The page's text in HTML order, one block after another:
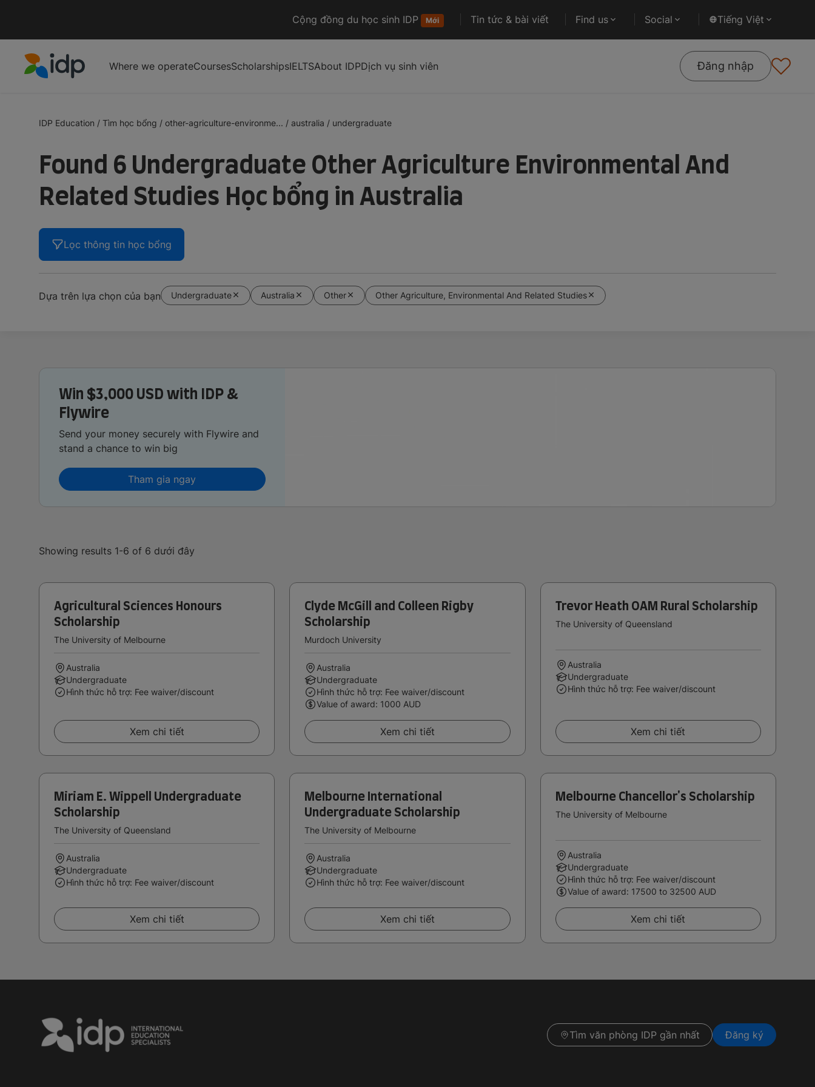
Cộng đồng du học sinh IDP Mới Tin tức & bài viết Find us Social Tiếng Việt
Where we operateCoursesScholarshipsIELTSAbout IDPDịch vụ sinh viên Đăng nhập
IDP Education / Tìm học bổng / other-agriculture-environme... / australia / undergraduate
Found 6 Undergraduate Other Agriculture Environmental And
Related Studies Học bổng in Australia
Lọc thông tin học bổng
Dựa trên lựa chọn của bạn Undergraduate Australia Other Other Agriculture, Environmental And Related Studies
Win $3,000 USD with IDP &
Flywire
Send your money securely with Flywire and
stand a chance to win big
Tham gia ngay
Showing results 1-6 of 6 dưới đây
Agricultural Sciences Honours
Scholarship
The University of Melbourne
Australia
Undergraduate
Hình thức hỗ trợ: Fee waiver/discount
Xem chi tiết
Clyde McGill and Colleen Rigby
Scholarship
Murdoch University
Australia
Undergraduate
Hình thức hỗ trợ: Fee waiver/discount
Value of award: 1000 AUD
Xem chi tiết
Trevor Heath OAM Rural Scholarship
The University of Queensland
Australia
Undergraduate
Hình thức hỗ trợ: Fee waiver/discount
Xem chi tiết
Miriam E. Wippell Undergraduate
Scholarship
The University of Queensland
Australia
Undergraduate
Hình thức hỗ trợ: Fee waiver/discount
Xem chi tiết
Melbourne International
Undergraduate Scholarship
The University of Melbourne
Australia
Undergraduate
Hình thức hỗ trợ: Fee waiver/discount
Xem chi tiết
Melbourne Chancellor's Scholarship
The University of Melbourne
Australia
Undergraduate
Hình thức hỗ trợ: Fee waiver/discount
Value of award: 17500 to 32500 AUD
Xem chi tiết
Tìm văn phòng IDP gần nhất Đăng ký